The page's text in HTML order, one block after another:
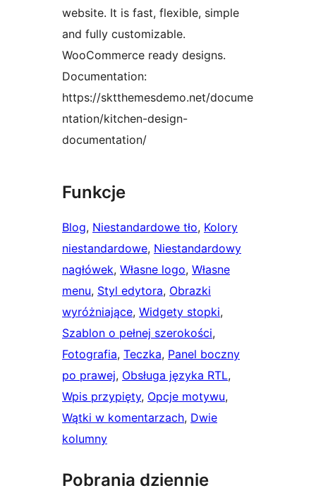
website. It is fast, flexible, simple
and fully customizable.
WooCommerce ready designs.
Documentation:
https://sktthemesdemo.net/docume
ntation/kitchen-design-
documentation/
Funkcje
Blog, Niestandardowe tło, Kolory
niestandardowe, Niestandardowy
nagłówek, Własne logo, Własne
menu, Styl edytora, Obrazki
wyróżniające, Widgety stopki
Szablon o pełnej szerokości
Fotografia, Teczka, Panel boczny
po prawej, Obsługa języka RTL
Wpis przypięty, Opcje motywu
Wątki w komentarzach, Dwie
kolumny
Pobrania dziennie